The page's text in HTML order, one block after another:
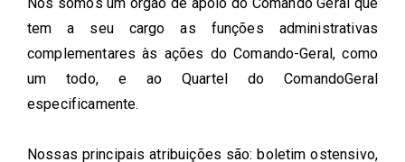
tem a seu cargo as funções administrativas
complementares às ações do Comando-Geral, como
um todo, e ao Quartel do ComandoGeral
especificamente.
Nossas principais atribuições são: boletim ostensivo,